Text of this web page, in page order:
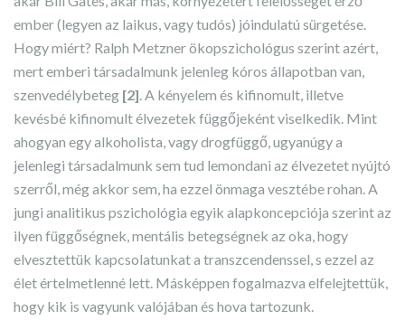
ember (legyen az laikus, vagy tudós) jóindulatú sürgetése.
Hogy miért? Ralph Metzner ökopszichológus szerint azért,
mert emberi társadalmunk jelenleg kóros állapotban van,
szenvedélybeteg [2].A kényelem és kifinomult, illetve
kevésbé kifinomult élvezetek függőjeként viselkedik. Mint
ahogyan egy alkoholista, vagy drogfüggő, ugyanúgy a
jelenlegi társadalmunk sem tud lemondani az élvezetet nyújtó
szerről, még akkor sem, ha ezzel önmaga vesztébe rohan. A
jungi analitikus pszichológia egyik alapkoncepciója szerint az
ilyen függőségnek, mentális betegségnek az oka, hogy
elvesztettük kapcsolatunkat a transzcendenssel, s ezzel az
élet értelmetlenné lett. Másképpen fogalmazva elfelejtettük,
hogy kik is vagyunk valójában és hova tartozunk.